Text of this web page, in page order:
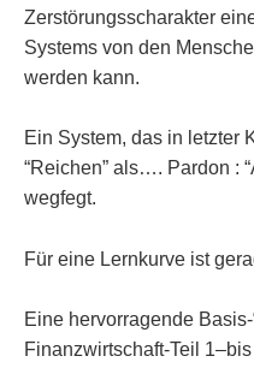
Zerstörungsscharakter
Systems von den
werden kann.
Ein System, das in letzter
“Reichen” als…. Pardon :
wegfegt.
Für eine Lernkurve ist
Eine hervorragende Basis-
Finanzwirtschaft-Teil